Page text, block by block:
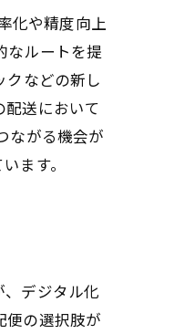
化や精度向上
なルートを提
クなどの新し
送において
ながる機会が
ます。
デジタル化
便の選択肢が